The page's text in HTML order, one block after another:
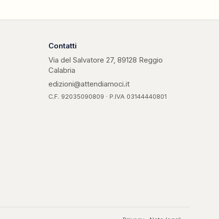
Contatti
Via del Salvatore 27, 89128 Reggio
Calabria
edizioni@attendiamoci.it
C.F. 92035090809 · P.IVA 03144440801